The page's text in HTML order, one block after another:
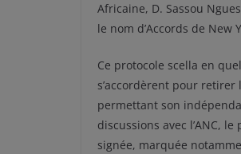
Africaine, D. Sassou
le nom d’Accords de New
Ce protocole scella en
s’accordèrent pour
permettant son
discussions avec l’ANC,
signée, marquée